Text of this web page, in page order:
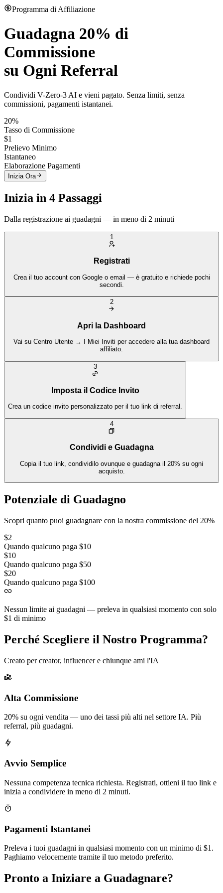
Programma di Affiliazione
Guadagna 20% di
Commissione
su Ogni Referral
Condividi V-Zero-3 AI e vieni pagato. Senza limiti, senza
commissioni, pagamenti istantanei.
20%
Tasso di Commissione
$1
Prelievo Minimo
Istantaneo
Elaborazione Pagamenti
Inizia Ora
Inizia in 4 Passaggi
Dalla registrazione ai guadagni — in meno di 2 minuti
1
Registrati
Crea il tuo account con Google o email — è gratuito e richiede pochi
secondi.
2
Apri la Dashboard
Vai su Centro Utente → I Miei Inviti per accedere alla tua dashboard
affiliato.
3
Imposta il Codice Invito
Crea un codice invito personalizzato per il tuo link di referral.
4
Condividi e Guadagna
Copia il tuo link, condividilo ovunque e guadagna il 20% su ogni
acquisto.
Potenziale di Guadagno
Scopri quanto puoi guadagnare con la nostra commissione del 20%
$2
Quando qualcuno paga $10
$10
Quando qualcuno paga $50
$20
Quando qualcuno paga $100
Nessun limite ai guadagni — preleva in qualsiasi momento con solo
$1 di minimo
Perché Scegliere il Nostro Programma?
Creato per creator, influencer e chiunque ami l'IA
Alta Commissione
20% su ogni vendita — uno dei tassi più alti nel settore IA. Più
referral, più guadagni.
Avvio Semplice
Nessuna competenza tecnica richiesta. Registrati, ottieni il tuo link e
inizia a condividere in meno di 2 minuti.
Pagamenti Istantanei
Preleva i tuoi guadagni in qualsiasi momento con un minimo di $1.
Paghiamo velocemente tramite il tuo metodo preferito.
Pronto a Iniziare a Guadagnare?